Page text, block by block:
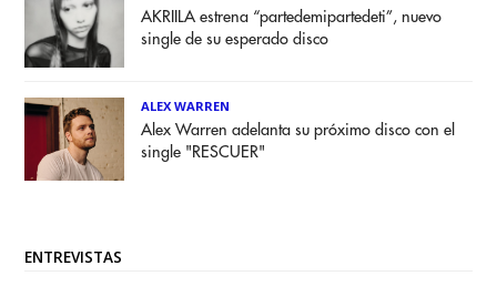
AKRIILA estrena “partedemipartedeti”, nuevo
single de su esperado disco
ALEX WARREN
Alex Warren adelanta su próximo disco con el
single "RESCUER"
ENTREVISTAS